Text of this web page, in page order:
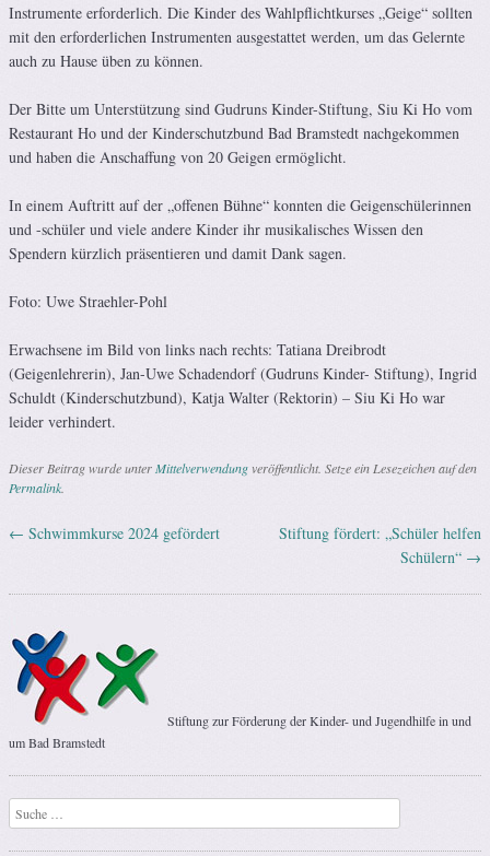
Instrumente erforderlich. Die Kinder des Wahlpflichtkurses „Geige“ sollten
mit den erforderlichen Instrumenten ausgestattet werden, um das Gelernte
auch zu Hause üben zu können.
Der Bitte um Unterstützung sind Gudruns Kinder-Stiftung, Siu Ki Ho vom
Restaurant Ho und der Kinderschutzbund Bad Bramstedt nachgekommen
und haben die Anschaffung von 20 Geigen ermöglicht.
In einem Auftritt auf der „offenen Bühne“ konnten die Geigenschülerinnen
und -schüler und viele andere Kinder ihr musikalisches Wissen den
Spendern kürzlich präsentieren und damit Dank sagen.
Foto: Uwe Straehler-Pohl
Erwachsene im Bild von links nach rechts: Tatiana Dreibrodt
(Geigenlehrerin), Jan-Uwe Schadendorf (Gudruns Kinder- Stiftung), Ingrid
Schuldt (Kinderschutzbund), Katja Walter (Rektorin) – Siu Ki Ho war
leider verhindert.
Dieser Beitrag wurde unterMittelverwendung veröffentlicht. Setze ein Lesezeichen auf den
Permalink
Artikel-Navigation
← Schwimmkurse 2024 gefördert
Stiftung fördert: „Schüler helfen
Schülern“ →
Stiftung zur Förderung der Kinder- und Jugendhilfe in und
um Bad Bramstedt
Suchen